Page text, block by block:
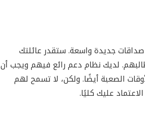
صداقات جديدة واسعة. ستقدر عائلتك
لديك نظام دعم رائع فيهم ويجب أن
الصعبة أيضًا. ولكن، لا تسمح لهم
عليك كليًا.